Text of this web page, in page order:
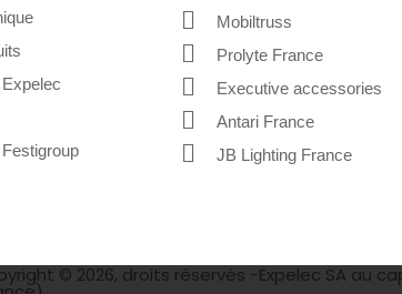
Mobiltruss
Prolyte France
Executive accessories
Antari France
JB Lighting France
© 2026, droits réservés -Expelec SA au